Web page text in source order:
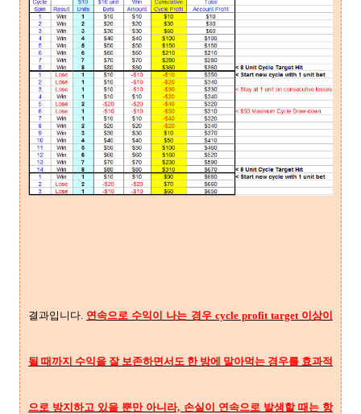
결과입니다. 연속으로 수익이 나는 경우 cycle profit target 이상이
될 때까지 수익을 잘 보존하면서도 한 방에 말아먹는 경우를 효과적
으로 방지하고 있을 뿐만 아니라, 손실이 연속으로 발생할 때는 항